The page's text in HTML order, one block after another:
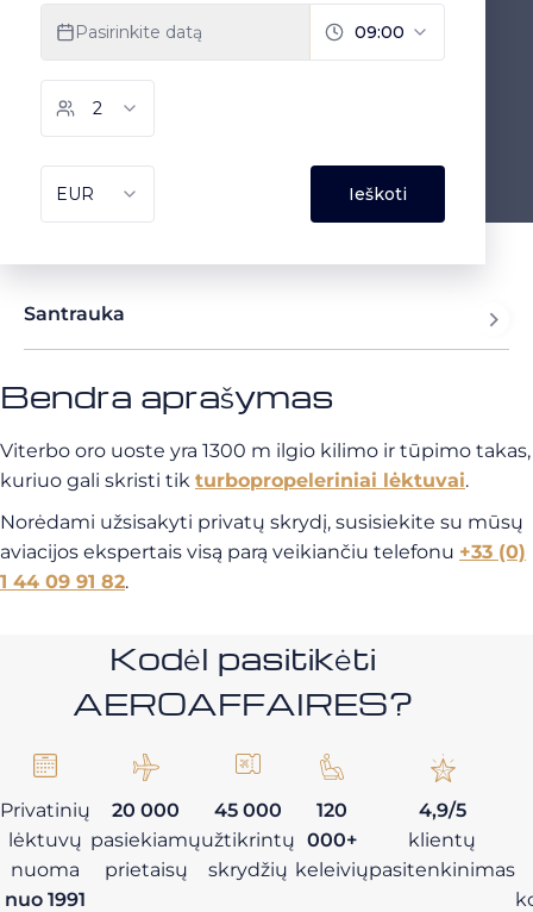
Santrauka
Bendra aprašymas
Viterbo oro uoste yra 1300 m ilgio kilimo ir tūpimo takas,
kuriuo gali skristi tik turbopropeleriniai lėktuvai.
Norėdami užsisakyti privatų skrydį, susisiekite su mūsų
aviacijos ekspertais visą parą veikiančiu telefonu +33 (0)
1 44 09 91 82.
Kodėl pasitikėti
AEROAFFAIRES?
Privatinių
lėktuvų
nuoma
nuo 1991
20 000
pasiekiamų
prietaisų
45 000
užtikrintų
skrydžių
120
000+
keleivių
4,9/5
klientų
pasitenkinimas